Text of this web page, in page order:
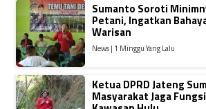
Sumanto Soroti
Petani, Ingatkan
Warisan
News | 1 Minggu Yang Lalu
Ketua DPRD Jateng
Masyarakat Jaga